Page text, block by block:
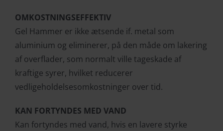
OMKOSTNINGSEFFEKTIV
Gel Hammer er ikke ætsende if. metal som
aluminium og eliminerer, på den måde om lakering
af overflader, som normalt ville tageskade af
kraftige syrer, hvilket reducerer
vedligeholdelsesomkostninger over tid.
KAN FORTYNDES MED VAND
Kan fortyndes med vand, hvis en lavere styrke